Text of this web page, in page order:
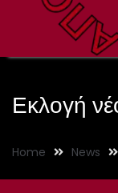
Εκλογή
Home News